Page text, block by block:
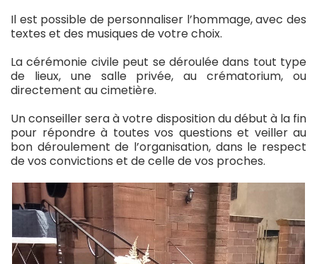
Il est possible de personnaliser l’hommage, avec des
textes et des musiques de votre choix.
La cérémonie civile peut se déroulée dans tout type
de lieux, une salle privée, au crématorium, ou
directement au cimetière.
Un conseiller sera à votre disposition du début à la fin
pour répondre à toutes vos questions et veiller au
bon déroulement de l’organisation, dans le respect
de vos convictions et de celle de vos proches.